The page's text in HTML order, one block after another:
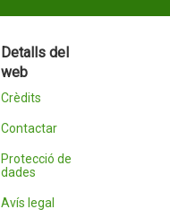
Detalls del
web
Crèdits
Contactar
Protecció de
dades
Avís legal